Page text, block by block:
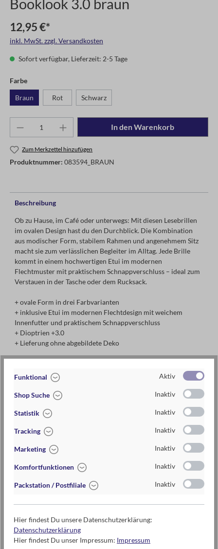
Booklook 3.0 braun
12,95 €*
inkl. MwSt. zzgl. Versandkosten
Sofort verfügbar, Lieferzeit: 2-5 Tage
Farbe
Braun Rot Schwarz
In den Warenkorb
Zum Merkzettel hinzufügen
Produktnummer: 083594_BRAUN
Beschreibung
Ob zu Hause, im Café oder unterwegs: Mit diesen Lesebrillen
im ovalen Design hast du den Durchblick. Die Kombination
aus modischer Form, stabilem Rahmen und angenehmem Sitz
macht sie zum verlässlichen Begleiter im Alltag. Jede Brille
kommt in einem hochwertigen Etui im modernen
Flechtmuster mit praktischem Schnappverschluss – ideal zum
Verstauen in der Tasche oder dem Rucksack.
+ ovale Form in drei Farbvarianten
+ inklusive Etui im modernen Flechtdesign mit weichem
Innenfutter und praktischem Schnappverschluss
+ Dioptrien +3.0
+ Lieferung ohne abgebildete Deko
Artikel-Nr.:
EAN / ISBN
Warengruppe
Lieferzeit
Preis 12,95 €
Maße Brille: ca.13,5 cm x 4 cm x 2 cm
Materialien aus Kunststoff
Funktional Aktiv
Shop Suche Inaktiv
Statistik Inaktiv
Tracking Inaktiv
Marketing Inaktiv
Komfortfunktionen Inaktiv
Packstation / Postfiliale Inaktiv
Hier findest Du unsere Datenschutzerklärung:
Datenschutzerklärung
Hier findest Du unser Impressum: Impressum